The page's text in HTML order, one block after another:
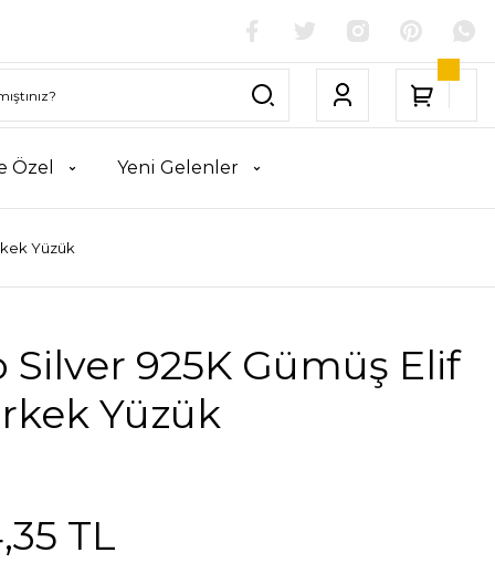
Özel Yeni Gelenler
Yüzük
Silver 925K Gümüş Elif
Yüzük
TL